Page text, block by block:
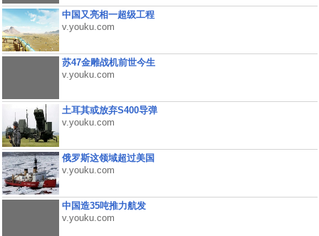
中国又亮相一超级工程
v.youku.com
苏47金雕战机前世今生
v.youku.com
土耳其或放弃S400导弹
v.youku.com
俄罗斯这领域超过美国
v.youku.com
中国造35吨推力航发
v.youku.com